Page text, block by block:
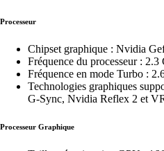
Processeur
Chipset graphique : Nvidia
Fréquence du processeur : 2.3
Fréquence en mode Turbo :
Technologies graphiques
G-Sync, Nvidia Reflex 2 et
Processeur Graphique